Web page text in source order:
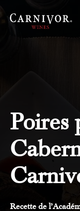
Aller
contenu
Poires
Recette de